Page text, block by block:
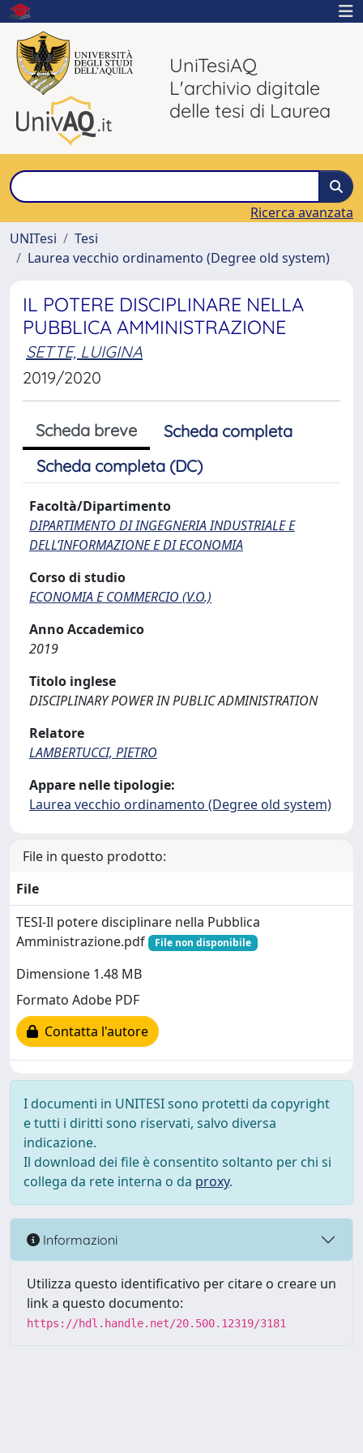
UniTesiAQ
L'archivio digitale
delle tesi di Laurea
Ricerca avanzata
UNITesi
Tesi
Laurea vecchio ordinamento (Degree old system)
IL POTERE DISCIPLINARE NELLA
PUBBLICA AMMINISTRAZIONE
SETTE, LUIGINA
2019/2020
Scheda breve
Scheda completa
Scheda completa (DC)
Facoltà/Dipartimento
DIPARTIMENTO DI INGEGNERIA INDUSTRIALE E
DELL’INFORMAZIONE E DI ECONOMIA
Corso di studio
ECONOMIA E COMMERCIO (V.O.)
Anno Accademico
2019
Titolo inglese
DISCIPLINARY POWER IN PUBLIC ADMINISTRATION
Relatore
LAMBERTUCCI, PIETRO
Appare nelle tipologie:
Laurea vecchio ordinamento (Degree old system)
File in questo prodotto:
File
TESI-Il potere disciplinare nella Pubblica
Amministrazione.pdf
File non disponibile
Dimensione 1.48 MB
Formato Adobe PDF
Contatta l'autore
I documenti in UNITESI sono protetti da copyright
e tutti i diritti sono riservati, salvo diversa
indicazione.
Il download dei file è consentito soltanto per chi si
collega da rete interna o da proxy.
Informazioni
Utilizza questo identificativo per citare o creare un
link a questo documento:
https://hdl.handle.net/20.500.12319/3181